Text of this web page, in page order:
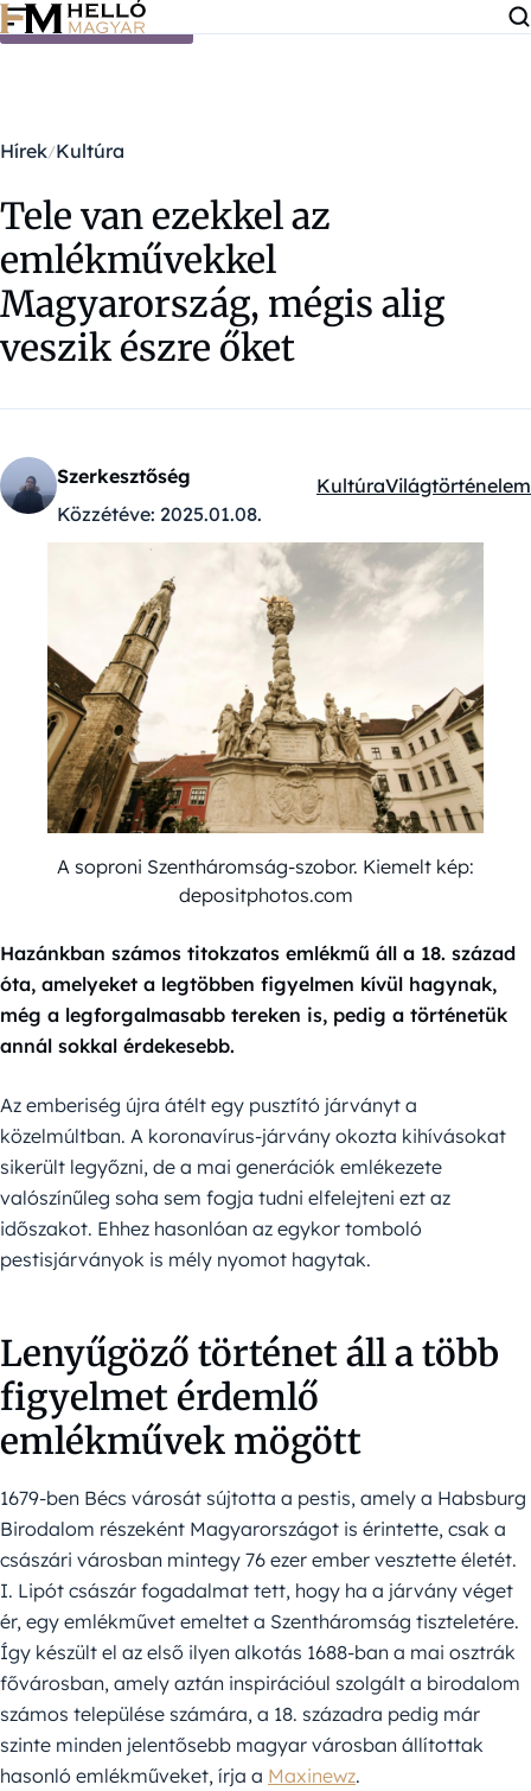
Ugrás a tartalomra
Hírek Kultúra
Tele van ezekkel az
emlékművekkel
Magyarország, mégis alig
veszik észre őket
Szerkesztőség
Közzétéve: 2025.01.08.
Kategóriák:
KultúraVilágtörténelem
A soproni Szentháromság-szobor. Kiemelt kép:
depositphotos.com
Hazánkban számos titokzatos emlékmű áll a 18. század
óta, amelyeket a legtöbben figyelmen kívül hagynak,
még a legforgalmasabb tereken is, pedig a történetük
annál sokkal érdekesebb.
Az emberiség újra átélt egy pusztító járványt a
közelmúltban. A koronavírus-járvány okozta kihívásokat
sikerült legyőzni, de a mai generációk emlékezete
valószínűleg soha sem fogja tudni elfelejteni ezt az
időszakot. Ehhez hasonlóan az egykor tomboló
pestisjárványok is mély nyomot hagytak.
Lenyűgöző történet áll a több
figyelmet érdemlő
emlékművek mögött
1679-ben Bécs városát sújtotta a pestis, amely a Habsburg
Birodalom részeként Magyarországot is érintette, csak a
császári városban mintegy 76 ezer ember vesztette életét.
I. Lipót császár fogadalmat tett, hogy ha a járvány véget
ér, egy emlékművet emeltet a Szentháromság tiszteletére.
Így készült el az első ilyen alkotás 1688-ban a mai osztrák
fővárosban, amely aztán inspirációul szolgált a birodalom
számos települése számára, a 18. századra pedig már
szinte minden jelentősebb magyar városban állítottak
hasonló emlékműveket, írja a Maxinewz.